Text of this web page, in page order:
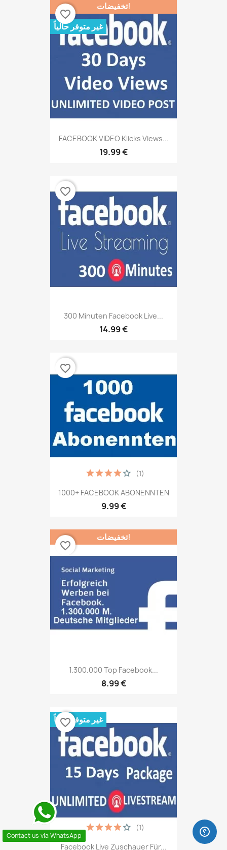
FACEBOOK VIDEO Klicks Views...
19.99 €
تخفيضات!
غير متوفر حالياً
favorite_border
300 Minuten Facebook Live...
14.99 €
favorite_border
1000+ FACEBOOK ABONENNTEN
9.99 €
(1)
favorite_border
1.300.000 Top Facebook...
8.99 €
تخفيضات!
favorite_border
Facebook Live Zuschauer Für...
(1)
غير متوفر حالياً
favorite_border
Contact us via WhatsApp